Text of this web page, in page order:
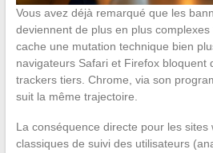
Vous avez déjà remarqué que les
deviennent de plus en plus
cache une mutation technique bien
navigateurs Safari et Firefox bloquent
trackers tiers. Chrome, via son
suit la même trajectoire.
La conséquence directe pour les sites
classiques de suivi des utilisateurs